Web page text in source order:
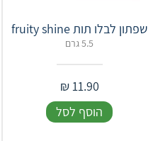
שפתון לבלו תות fruity shine
5.5 גרם
11.90
₪
הוסף לסל